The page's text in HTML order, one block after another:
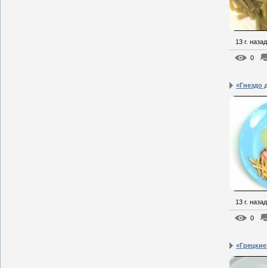
13 г. назад
0
«Гнездо
13 г. назад
0